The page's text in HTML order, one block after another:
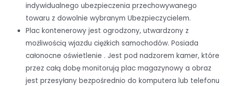
indywidualnego ubezpieczenia przechowywanego
towaru z dowolnie wybranym Ubezpieczycielem.
Plac kontenerowy jest ogrodzony, utwardzony z
możliwością wjazdu ciężkich samochodów. Posiada
całonocne oświetlenie . Jest pod nadzorem kamer, które
przez całą dobę monitorują plac magazynowy a obraz
jest przesyłany bezpośrednio do komputera lub telefonu